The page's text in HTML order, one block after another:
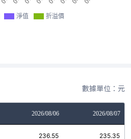
淨值 折溢價
數據單位：元
2026/08/06 2026/08/07
236.55 235.35